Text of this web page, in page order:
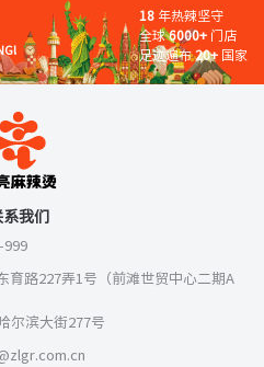
18 年热辣坚守
全球6000+ 门店
足迹遍布20+ 国家
我们
999
育路227弄1号（前滩世贸中心二期A
尔滨大街277号